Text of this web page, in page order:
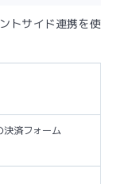
トサイド連携を使
決済フォーム